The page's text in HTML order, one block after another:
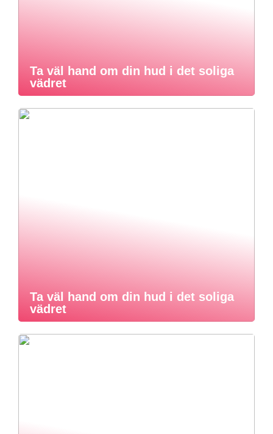
Ta väl hand om din hud i det soliga
vädret
Ta väl hand om din hud i det soliga
vädret